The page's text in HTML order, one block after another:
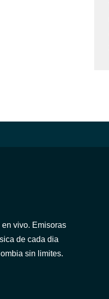
vivo. Emisoras
de cada dia
sin limites.